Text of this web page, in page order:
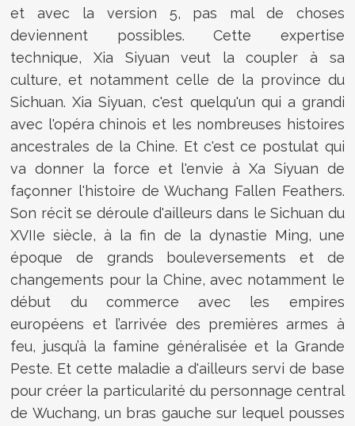
et avec la version 5, pas mal de choses
deviennent possibles. Cette expertise
technique, Xia Siyuan veut la coupler à sa
culture, et notamment celle de la province du
Sichuan. Xia Siyuan, c'est quelqu'un qui a grandi
avec l'opéra chinois et les nombreuses histoires
ancestrales de la Chine. Et c'est ce postulat qui
va donner la force et l'envie à Xa Siyuan de
façonner l'histoire de Wuchang Fallen Feathers.
Son récit se déroule d'ailleurs dans le Sichuan du
XVIIe siècle, à la fin de la dynastie Ming, une
époque de grands bouleversements et de
changements pour la Chine, avec notamment le
début du commerce avec les empires
européens et l’arrivée des premières armes à
feu, jusqu’à la famine généralisée et la Grande
Peste. Et cette maladie a d'ailleurs servi de base
pour créer la particularité du personnage central
de Wuchang, un bras gauche sur lequel pousses